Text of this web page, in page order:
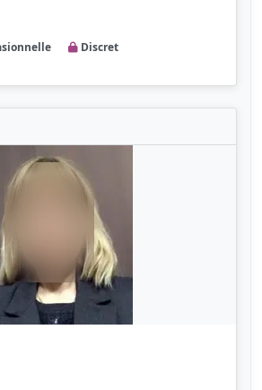
Discret